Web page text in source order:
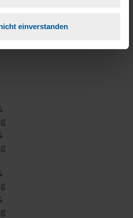
einverstanden